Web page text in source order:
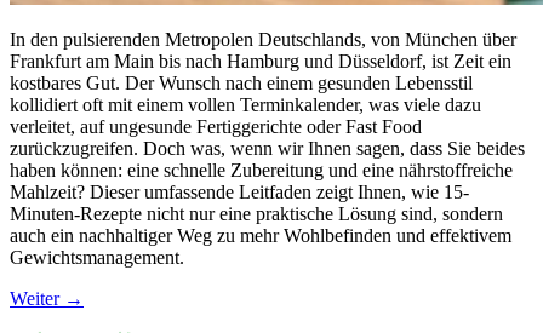
In den pulsierenden Metropolen Deutschlands, von München über
Frankfurt am Main bis nach Hamburg und Düsseldorf, ist Zeit ein
kostbares Gut. Der Wunsch nach einem gesunden Lebensstil
kollidiert oft mit einem vollen Terminkalender, was viele dazu
verleitet, auf ungesunde Fertiggerichte oder Fast Food
zurückzugreifen. Doch was, wenn wir Ihnen sagen, dass Sie beides
haben können: eine schnelle Zubereitung und eine nährstoffreiche
Mahlzeit? Dieser umfassende Leitfaden zeigt Ihnen, wie 15-
Minuten-Rezepte nicht nur eine praktische Lösung sind, sondern
auch ein nachhaltiger Weg zu mehr Wohlbefinden und effektivem
Gewichtsmanagement.
Weiter →